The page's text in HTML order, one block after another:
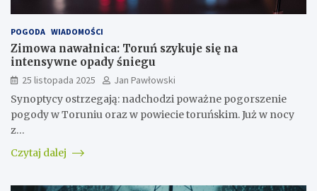
POGODA WIADOMOŚCI
Zimowa nawałnica: Toruń szykuje się na
intensywne opady śniegu
25 listopada 2025
Jan Pawłowski
Synoptycy ostrzegają: nadchodzi poważne pogorszenie
pogody w Toruniu oraz w powiecie toruńskim. Już w nocy
z…
Czytaj dalej